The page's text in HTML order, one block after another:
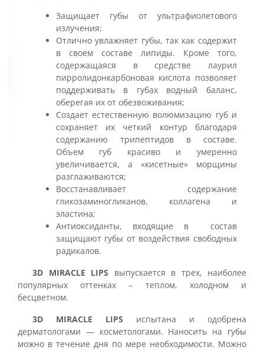
Защищает губы от ультрафиолетового
излучения;
Отлично увлажняет губы, так как содержит
в своем составе липиды. Кроме того,
содержащаяся в средстве лаурил
пирролидонкарбоновая кислота позволяет
поддерживать в губах водный баланс,
оберегая их от обезвоживания;
Создает естественную волюмизацию губ и
сохраняет их четкий контур благодаря
содержанию трипептидов в составе.
Объем губ красиво и умеренно
увеличивается, а «кисетные» морщины
разглаживаются;
Восстанавливает содержание
гликозаминогликанов, коллагена и
эластина;
Антиоксиданты, входящие в состав
защищают губы от воздействия свободных
радикалов.
3D MIRACLE LIPS выпускается в трех, наиболее
популярных оттенках – теплом, холодном и
бесцветном.
3D MIRACLE LIPS испытана и одобрена
дерматологами — косметологами. Наносить на губы
можно в течение дня по мере необходимости. Можно